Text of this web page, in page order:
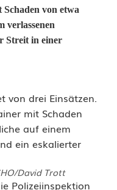
von etwa
verlassenen
Streit in einer
David Trott
Polizeiinspektion